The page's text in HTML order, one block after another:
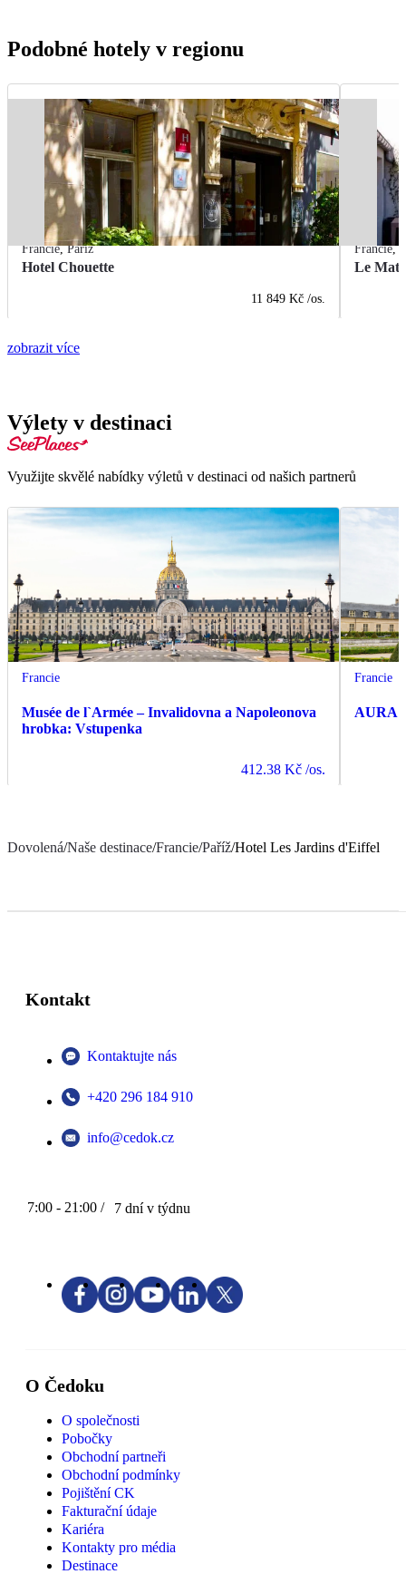
Podobné hotely v regionu
Francie,Paříž
Hotel Chouette
11 849 Kč /os.
Francie,
Le
zobrazit více
Výlety v destinaci
Využijte skvělé nabídky výletů v destinaci od našich partnerů
Francie
Musée de l`Armée – Invalidovna a Napoleonova
hrobka: Vstupenka
412.38 Kč /os.
Francie
AURA
Dovolená/Naše destinace/Francie/Paříž/Hotel Les Jardins d'Eiffel
Kontakt
Kontaktujte nás
+420 296 184 910
info@cedok.cz
7:00 - 21:00 / 7 dní v týdnu
O Čedoku
O společnosti
Pobočky
Obchodní partneři
Obchodní podmínky
Pojištění CK
Fakturační údaje
Kariéra
Kontakty pro média
Destinace